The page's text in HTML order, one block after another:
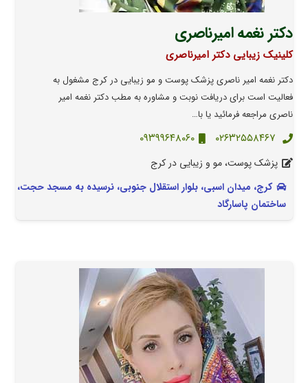
دکتر نغمه امیرناصری
کلینیک زیبایی دکتر امیرناصری
دکتر نغمه امیر ناصری پزشک پوست و مو زیبایی در کرج مشغول به
فعالیت است برای دریافت نوبت و مشاوره به مطب دکتر نغمه امیر
ناصری مراجعه فرمائید یا با…
۰۲۶۳۲۵۵۸۴۶۷ ۰۹۳۹۹۶۴۸۰۶۰
پزشک پوست، مو و زیبایی در کرج
کرج، میدان اسبی، بلوار استقلال جنوبی، نرسیده به مسجد حجت،
ساختمان پاسارگاد